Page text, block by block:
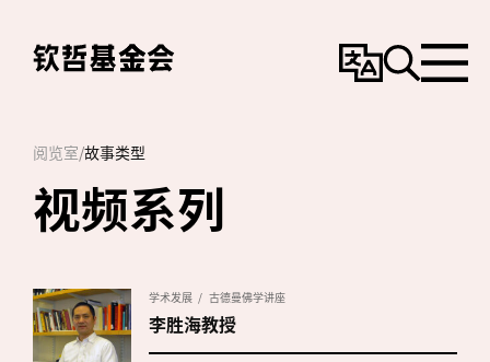
变
搜
选
阅览室/故事类型
视频系列
学术发展 古德曼佛学讲座
李胜海教授